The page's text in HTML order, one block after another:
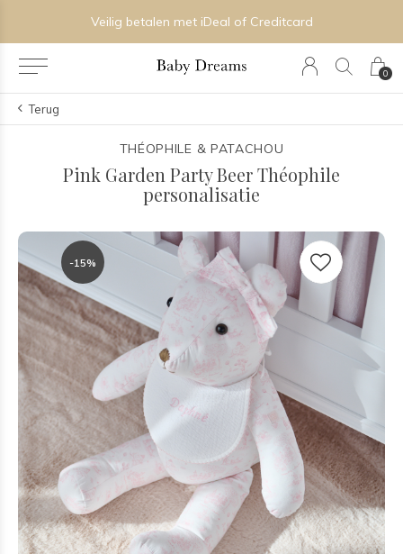
0
Veilig betalen met iDeal of Creditcard
Terug
THÉOPHILE & PATACHOU
Pink Garden Party Beer Théophile
personalisatie
-15%